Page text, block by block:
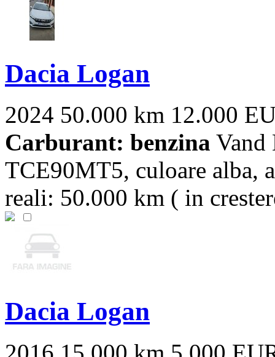
Dacia Logan
2024 50.000 km 12.000
Carburant: benzina Vand
TCE90MT5, culoare alba,
reali: 50.000 km ( in
Dacia Logan